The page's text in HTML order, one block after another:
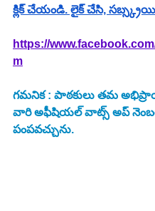
క్లిక్ చేయండి. లైక్ చేసి,
https://
m
గమనిక : పాఠకులు తమ
వారి అఫీషియల్ వాట్స్ అప్ నెంబర్
పంపవచ్చును.